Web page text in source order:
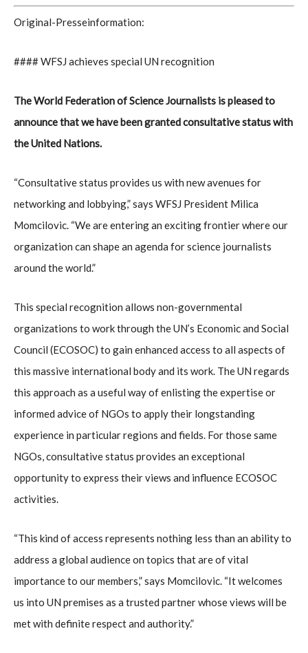
Original-Presseinformation:
#### WFSJ achieves special UN recognition
The World Federation of Science Journalists is pleased to
announce that we have been granted consultative status with
the United Nations.
“Consultative status provides us with new avenues for
networking and lobbying,” says WFSJ President Milica
Momcilovic. “We are entering an exciting frontier where our
organization can shape an agenda for science journalists
around the world.”
This special recognition allows non-governmental
organizations to work through the UN’s Economic and Social
Council (ECOSOC) to gain enhanced access to all aspects of
this massive international body and its work. The UN regards
this approach as a useful way of enlisting the expertise or
informed advice of NGOs to apply their longstanding
experience in particular regions and fields. For those same
NGOs, consultative status provides an exceptional
opportunity to express their views and influence ECOSOC
activities.
“This kind of access represents nothing less than an ability to
address a global audience on topics that are of vital
importance to our members,” says Momcilovic. “It welcomes
us into UN premises as a trusted partner whose views will be
met with definite respect and authority.”